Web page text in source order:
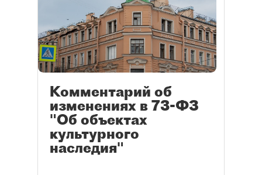
Комментарий об
изменениях в 73-ФЗ
"Об объектах
культурного
наследия"